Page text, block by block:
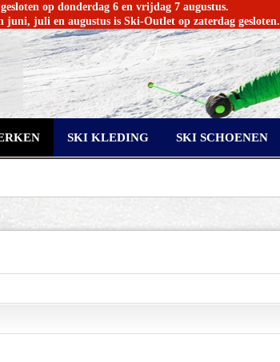
op donderdag 6 en vrijdag 7 augustus.
juni, juli en augustus is Ski-Outlet op zaterdag gesloten.
SKI KLEDING SKI SCHOENEN